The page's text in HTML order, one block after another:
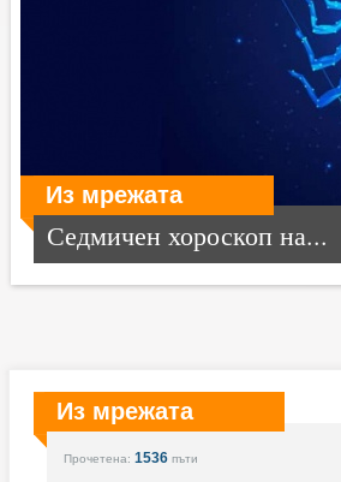
Из мрежата
Седмичен хороскоп на...
Из мрежата
Прочетена: 1536 пъти